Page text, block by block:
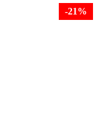
-21%